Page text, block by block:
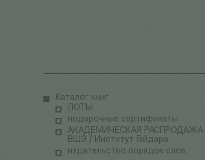
Каталог книг
ЛОТЫ
подарочные сертификаты
АКАДЕМИЧЕСКАЯ РАСПРОДАЖА
ВШЭ / Институт Гайдара
издательство порядок слов